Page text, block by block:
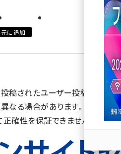
に追加
稿されたユーザー投稿のた
る場合があります。 また、
確性を保証できません。